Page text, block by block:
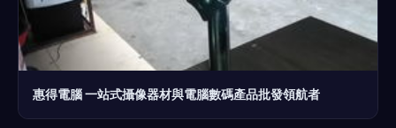
惠得電腦 一站式攝像器材與電腦數碼產品批發領航者